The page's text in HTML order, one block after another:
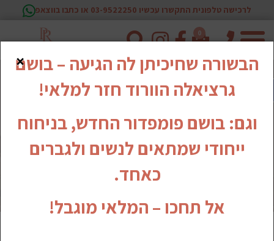
לרכישה טלפונית התקשרו עכשיו 03-9522250 או כתבו בווצאפ
טלפון
0
×
הבשורה שחיכיתן לה הגיעה – בושם
גרציאלה הוורוד חזר למלאי!
וגם: בושם פומפדור החדש, בניחוח
ייחודי שמתאים לנשים ולגברים
כאחד.
אל תחכו – המלאי מוגבל!